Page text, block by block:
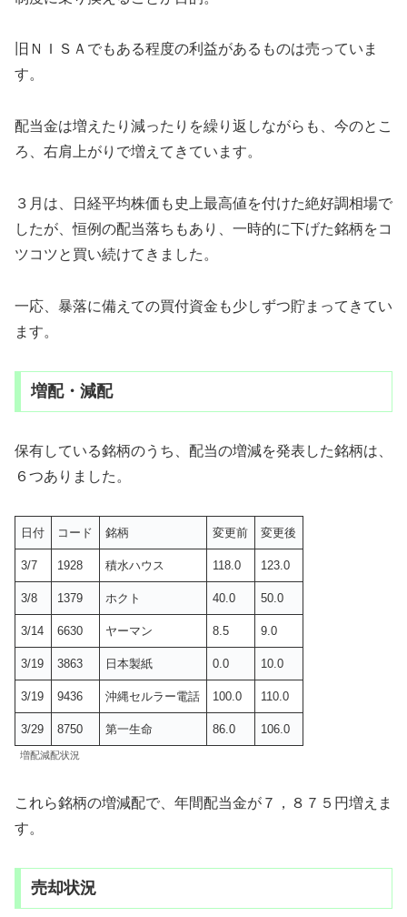
旧ＮＩＳＡでもある程度の利益があるものは売っていま
す。
配当金は増えたり減ったりを繰り返しながらも、今のとこ
ろ、右肩上がりで増えてきています。
３月は、日経平均株価も史上最高値を付けた絶好調相場で
したが、恒例の配当落ちもあり、一時的に下げた銘柄をコ
ツコツと買い続けてきました。
一応、暴落に備えての買付資金も少しずつ貯まってきてい
ます。
増配・減配
保有している銘柄のうち、配当の増減を発表した銘柄は、
６つありました。
日付 コード 銘柄 変更前 変更後
3/7 1928 積水ハウス 118.0 123.0
3/8 1379 ホクト 40.0 50.0
3/14 6630 ヤーマン 8.5 9.0
3/19 3863 日本製紙 0.0 10.0
3/19 9436 沖縄セルラー電話 100.0 110.0
3/29 8750 第一生命 86.0 106.0
増配減配状況
これら銘柄の増減配で、年間配当金が７，８７５円増えま
す。
売却状況